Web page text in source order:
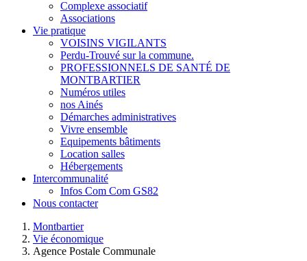
Complexe associatif
Associations
Vie pratique
VOISINS VIGILANTS
Perdu-Trouvé sur la commune.
PROFESSIONNELS DE SANTÉ DE
MONTBARTIER
Numéros utiles
nos Ainés
Démarches administratives
Vivre ensemble
Equipements bâtiments
Location salles
Hébergements
Intercommunalité
Infos Com Com GS82
Nous contacter
Montbartier
Vie économique
Agence Postale Communale